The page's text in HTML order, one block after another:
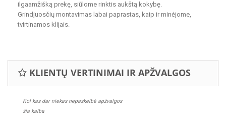
ilgaamžišką prekę, siūlome rinktis aukštą kokybę.
Grindjuosčių montavimas labai paprastas, kaip ir minėjome,
tvirtinamos klijais.
KLIENTŲ VERTINIMAI IR APŽVALGOS
Kol kas dar niekas nepaskelbė apžvalgos
šia kalba